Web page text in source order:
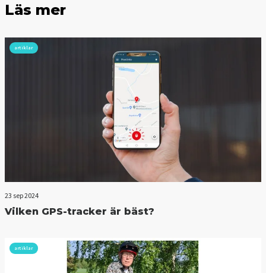
Läs mer
artiklar
23 sep 2024
Vilken GPS-tracker är bäst?
artiklar